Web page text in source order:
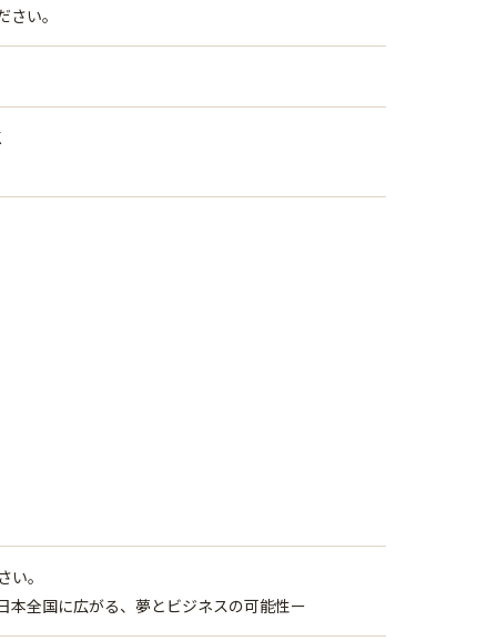
い。
い。
本全国に広がる、夢とビジネスの可能性ー